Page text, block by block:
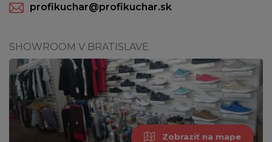
profikuchar@profikuchar.sk
SHOWROOM V BRATISLAVE
Zobraziť na mape